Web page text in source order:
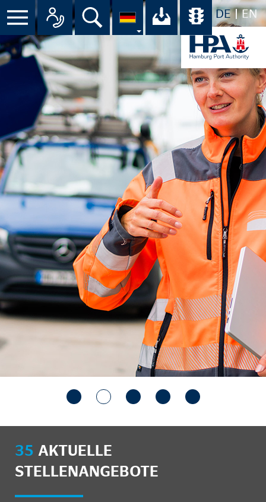
DE EN
Suche Ihr Download-
35 AKTUELLE
STELLENANGEBOTE